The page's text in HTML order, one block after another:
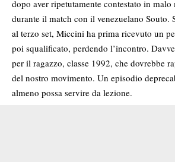
dopo aver ripetutamente contestato in malo
durante il match con il venezuelano Souto.
al terzo set, Miccini ha prima ricevuto un
poi squalificato, perdendo l’incontro.
per il ragazzo, classe 1992, che dovrebbe
del nostro movimento. Un episodio
almeno possa servire da lezione.